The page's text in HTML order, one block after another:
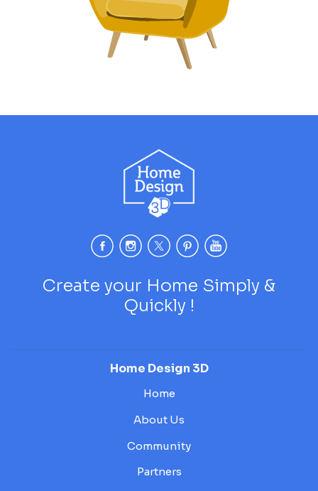
Create your Home Simply &
Quickly !
Home Design 3D
Home
About Us
Community
Partners